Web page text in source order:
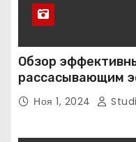
Обзор
рассасывающим
Ноя 1, 2024